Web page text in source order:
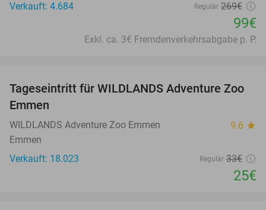
Verkauft: 4.684
Regulär 269€
99€
Exkl. ca. 3€ Fremdenverkehrsabgabe p. P.
24%
Tageseintritt für WILDLANDS Adventure Zoo
Emmen
WILDLANDS Adventure Zoo Emmen 9.6 star
Emmen
Verkauft: 18.023
Regulär 33€
25€